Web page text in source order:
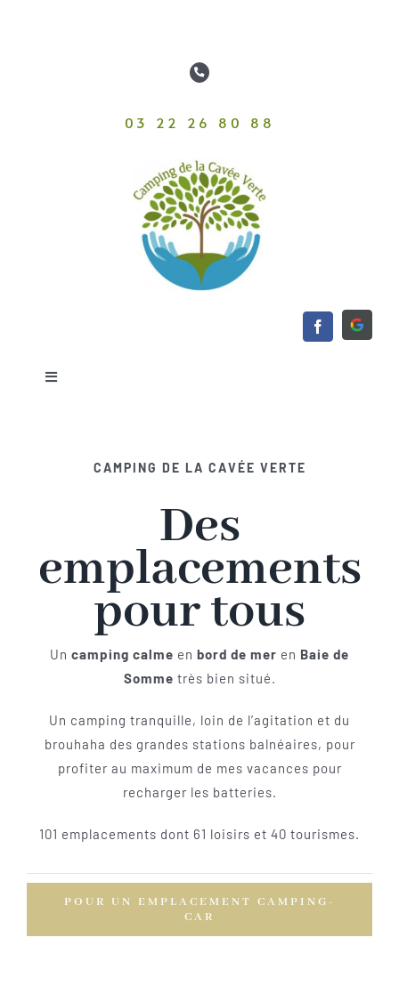
03 22 26 80 88
Toggle
Les services
Les tarifs
Les activités en Baie de Somme
Les photos du camping
Visite virtuelle
CAMPING DE LA CAVÉE VERTE
Des
emplacements
pour tous
Un camping calme en bord de mer en Baie de
Somme très bien situé.
Un camping tranquille, loin de l’agitation et du
brouhaha des grandes stations balnéaires, pour
profiter au maximum de mes vacances pour
recharger les batteries.
101 emplacements dont 61 loisirs et 40 tourismes.
POUR UN EMPLACEMENT CAMPING-
CAR